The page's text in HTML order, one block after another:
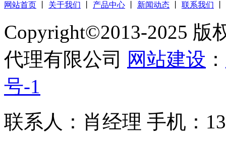
网站首页 关于我们 产品中心 新闻动态 联系我们
Copyright©2013-2025 版
代理有限公司 网站建设 ：
号-1
联系人：肖经理 手机：